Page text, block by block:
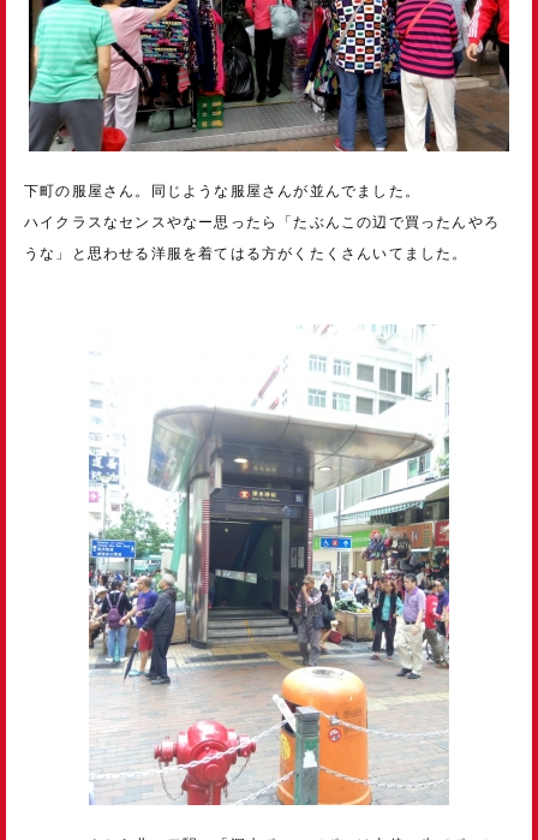
下町の服屋さん。同じような服屋さんが並んでました。
ハイクラスなセンスやなー思ったら「たぶんこの辺で買ったんやろ
うな」と思わせる洋服を着てはる方がくたくさんいてました。